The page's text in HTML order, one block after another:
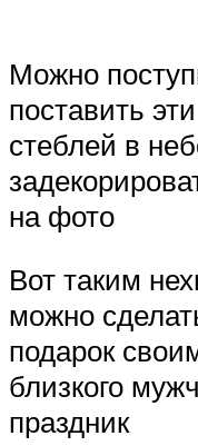
Можно
поставить
стеблей в
на фото
Вот таким
можно
подарок
близкого
праздник